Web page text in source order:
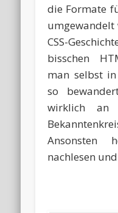
die Formate
umgewandelt
CSS-
bisschen
man selbst
so
wirklich an
nachlesen